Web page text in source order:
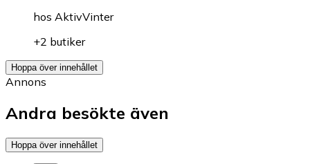
hos AktivVinter
+2 butiker
Hoppa över innehållet
Annons
Andra besökte även
Hoppa över innehållet